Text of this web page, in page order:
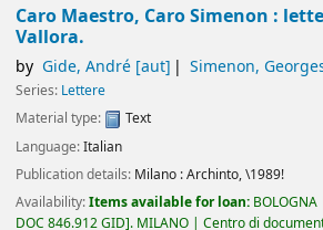
Caro Maestro, Caro Simenon :
Vallora.
by Gide, André[aut] Simenon,
Series: Lettere
Material type:
Text
Language:Italian
Publication details: Milano :Archinto,\1989!
Availability:Items available for loan:
DOC 846.912 GID . MILANO | Centro di